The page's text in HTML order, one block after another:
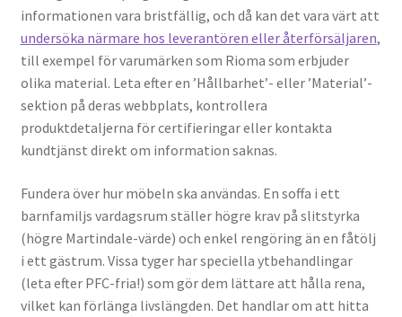
informationen vara bristfällig, och då kan det vara värt att
undersöka närmare hos leverantören eller återförsäljaren,
till exempel för varumärken som Rioma som erbjuder
olika material. Leta efter en ’Hållbarhet’- eller ’Material’-
sektion på deras webbplats, kontrollera
produktdetaljerna för certifieringar eller kontakta
kundtjänst direkt om information saknas.
Fundera över hur möbeln ska användas. En soffa i ett
barnfamiljs vardagsrum ställer högre krav på slitstyrka
(högre Martindale-värde) och enkel rengöring än en fåtölj
i ett gästrum. Vissa tyger har speciella ytbehandlingar
(leta efter PFC-fria!) som gör dem lättare att hålla rena,
vilket kan förlänga livslängden. Det handlar om att hitta